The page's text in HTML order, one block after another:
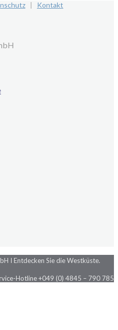
| Kontakt
I Entdecken Sie die Westküste.
Hotline +049 (0) 4845 – 790 785